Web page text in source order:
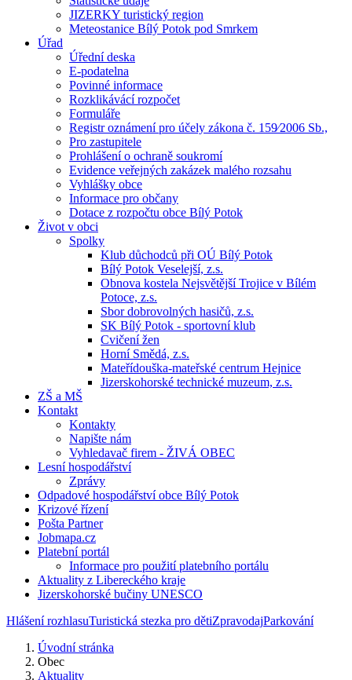
JIZERKY turistický region
Meteostanice Bílý Potok pod Smrkem
Úřad
Úřední deska
E-podatelna
Povinné informace
Rozklikávácí rozpočet
Formuláře
Registr oznámení pro účely zákona č. 159⁄2006 Sb.,
Pro zastupitele
Prohlášení o ochraně soukromí
Evidence veřejných zakázek malého rozsahu
Vyhlášky obce
Informace pro občany
Dotace z rozpočtu obce Bílý Potok
Život v obci
Spolky
Klub důchodců při OÚ Bílý Potok
Bílý Potok Veselejší, z.s.
Obnova kostela Nejsvětější Trojice v Bílém
Potoce, z.s.
Sbor dobrovolných hasičů, z.s.
SK Bílý Potok - sportovní klub
Cvičení žen
Horní Smědá, z.s.
Mateřídouška-mateřské centrum Hejnice
Jizerskohorské technické muzeum, z.s.
ZŠ a MŠ
Kontakt
Kontakty
Napište nám
Vyhledavač firem - ŽIVÁ OBEC
Lesní hospodářství
Zprávy
Odpadové hospodářství obce Bílý Potok
Krizové řízení
Pošta Partner
Jobmapa.cz
Platební portál
Informace pro použití platebního portálu
Aktuality z Libereckého kraje
Jizerskohorské bučiny UNESCO
Hlášení rozhlasuTuristická stezka pro dětiZpravodajParkování
Úvodní stránka
Obec
Aktuality